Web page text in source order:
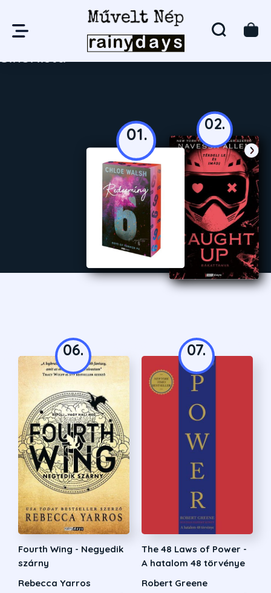
01.
02.
06.
Fourth Wing - Negyedik
szárny
Rebecca Yarros
07.
The 48 Laws of Power -
A hatalom 48 törvénye
Robert Greene